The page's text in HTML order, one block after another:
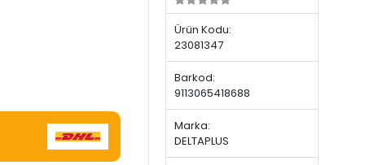
Ürün Kodu:
23081347
Barkod:
9113065418688
Marka:
DELTAPLUS